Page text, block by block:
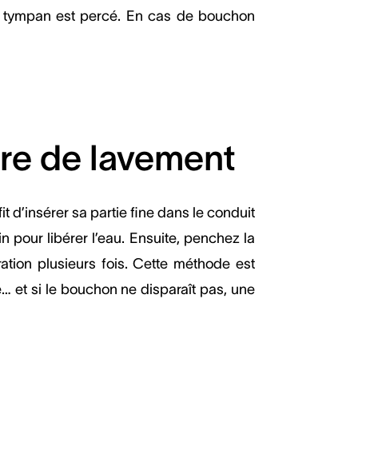
est percé. En cas de bouchon
de lavement
d’insérer sa partie fine dans le conduit
pour libérer l’eau. Ensuite, penchez la
plusieurs fois. Cette méthode est
et si le bouchon ne disparaît pas, une